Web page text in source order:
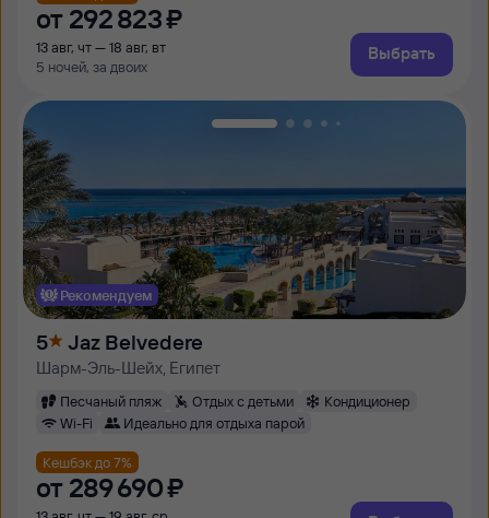
от 292 ⁠823 ⁠₽
13 авг, чт — 18 авг, вт
5 ночей, за двоих
Выбрать
Рекомендуем
5 Jaz Belvedere
Шарм-Эль-Шейх, Египет
Песчаный пляж Отдых с детьми
Кондиционер
Wi-Fi
Идеально для отдыха парой
Кешбэк до 7%
от 289 ⁠690 ⁠₽